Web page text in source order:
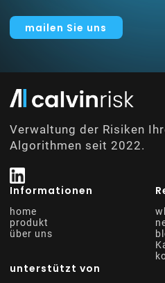
mailen Sie uns
Verwaltung der Risiken
Algorithmen seit 2022.
Informationen
home
produkt
über uns
unterstützt von